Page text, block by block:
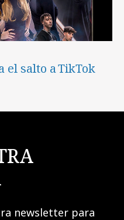
el salto a TikTok
newsletter para